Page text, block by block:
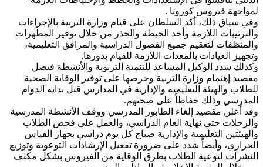
لمواجهة فيروس كورونا .
وفي سياق ذلك، أكد السلطان على قيام وزارة التربية بالإجراءات
والترتيبات اللازمة وأخد الحيطة والحذر من خلال توفير المطهرات
والمنظفات لتعقيم جميع الفصول الدراسية والمرافق التعليمية،
وتجهيز العيادات بالمعدات اللازمة للقيام بدورها.
وكذلك شدد الوكيل المساعد للتنمية التربوية والأنشطة فيصل
مقصيد إهتمام وزارة التربية وحرصها على توفير الوقاية الصحية
للطلاب والهيئة التعليمية والإدارية في المدارس قبل بداية الدوام
المدرسي وذلك حفاظاً على صحتهم.
وقد أعلن مقصيد إلغاء الطابور المدرسي ووقف الأنشطة المدرسية
والرحلات حتى نهاية العام الدراسي، والعمل على فحص الطلاب
والهيئتين التعليمية والإدارية صباح كل يوم دراسي بجهاز القياس
الحراري، وأيضاً شدد على ضرورة تفعيل الإرشادات التوعوية وتوزيع
النشرات لتوعية الطلاب بطرق الوقاية من الفيروس بشكل مكثف